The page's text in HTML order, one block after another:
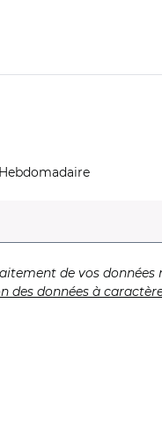
Hebdomadaire
obligatoire)
de vos
des données à